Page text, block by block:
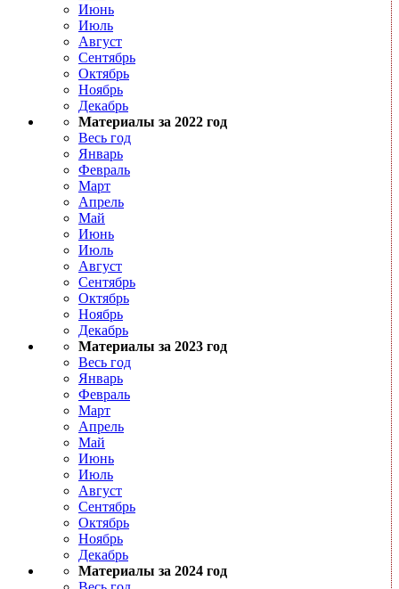
Июнь
Июль
Август
Сентябрь
Октябрь
Ноябрь
Декабрь
Материалы за 2022 год
Весь год
Январь
Февраль
Март
Апрель
Май
Июнь
Июль
Август
Сентябрь
Октябрь
Ноябрь
Декабрь
Материалы за 2023 год
Весь год
Январь
Февраль
Март
Апрель
Май
Июнь
Июль
Август
Сентябрь
Октябрь
Ноябрь
Декабрь
Материалы за 2024 год